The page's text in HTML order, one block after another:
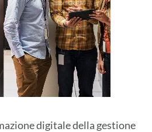
digitale della gestione